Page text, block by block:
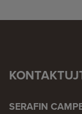
SERAFIN